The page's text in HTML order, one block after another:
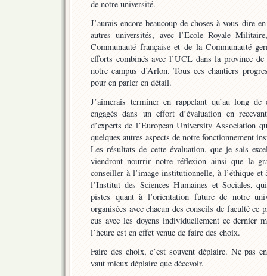
de notre université.
J’aurais encore beaucoup de choses à vous dire
autres universités, avec l’Ecole Royale
Communauté française et de la Communauté
efforts combinés avec l’UCL dans la province
notre campus d’Arlon. Tous ces chantiers
pour en parler en détail.
J’aimerais terminer en rappelant qu’au long de
engagés dans un effort d’évaluation en
d’experts de l’European University Association
quelques autres aspects de notre fonctionnement
Les résultats de cette évaluation, que je sais
viendront nourrir notre réflexion ainsi que la
conseiller à l’image institutionnelle, à l’éthique
l’Institut des Sciences Humaines et Sociales,
pistes quant à l’orientation future de notre
organisées avec chacun des conseils de faculté ce
eus avec les doyens individuellement ce dernier
l’heure est en effet venue de faire des choix.
Faire des choix, c’est souvent déplaire. Ne pas
vaut mieux déplaire que décevoir.